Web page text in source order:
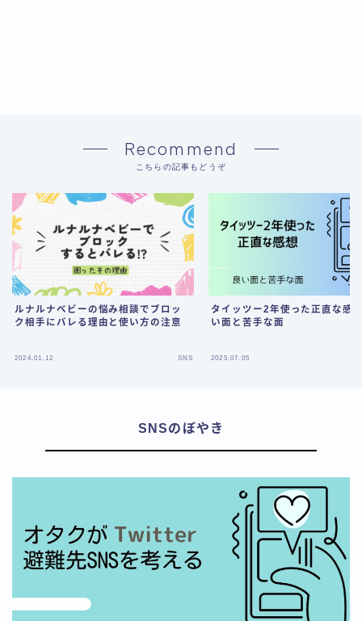
Recommend
こちらの記事もどうぞ
ルナルナベビーの悩み相談でブロッ
ク相手にバレる理由と使い方の注意
2024.01.12 SNS
タイッツー2年使った正直な感
い面と苦手な面
2025.07.05
SNSのぼやき